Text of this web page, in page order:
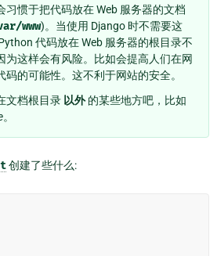
习惯于把代码放在 Web 服务器的文档
www)。当使用 Django 时不需要这
代码放在 Web 服务器的根目录不
为这样会有风险。比如会提高人们在网
码的可能性。这不利于网站的安全。
文档根目录 以外的某些地方吧，比如
。
创建了些什么: